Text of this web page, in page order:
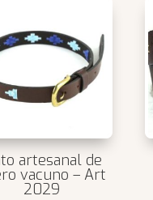
artesanal de
vacuno – Art
2029